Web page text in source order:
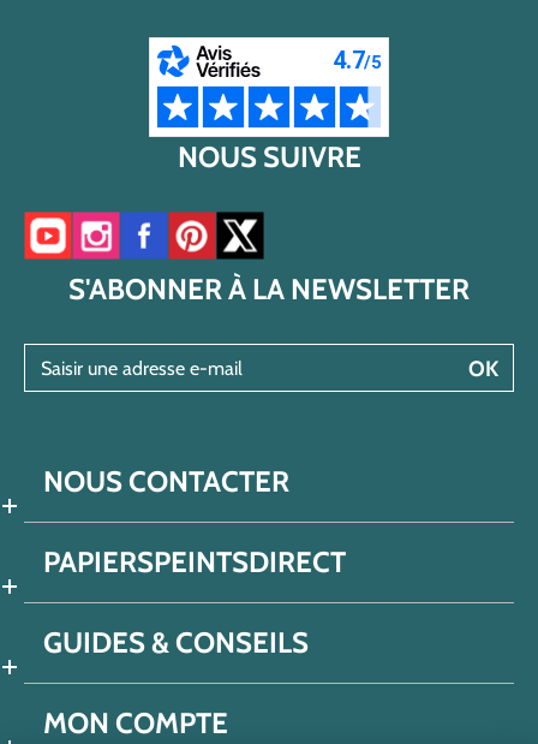
NOUS SUIVRE
Accéder à notre chaîne YouTube
Accéder à notre compte Instagram
Accéder à notre page Facebook
Accéder à notre compte Pinterest
Accéder à notre compte Twitter/X
S'ABONNER À LA NEWSLETTER
OK
NOUS CONTACTER
PAPIERSPEINTSDIRECT
GUIDES & CONSEILS
MON COMPTE